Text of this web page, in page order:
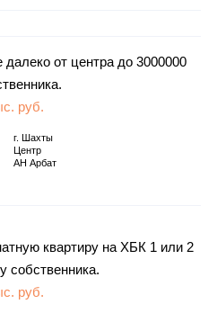
от центра до 3000000
руб.
г.
Шахты
Центр
АН Арбат
квартиру на ХБК 1 или 2
собственника.
руб.